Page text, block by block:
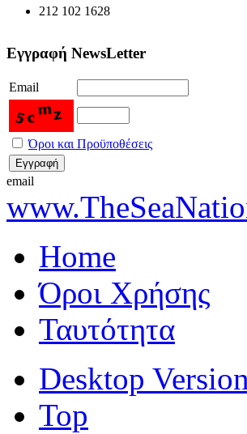
212 102 1628
Εγγραφή NewsLetter
Email
Όροι και Προϋποθέσεις
email
Home
Όροι Χρήσης
Ταυτότητα
Desktop Version
Top